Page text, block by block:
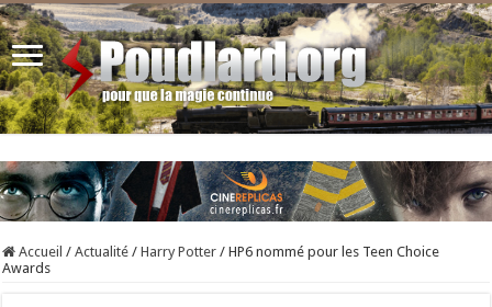
Accueil / Actualité / Harry Potter / HP6 nommé pour les Teen Choice
Awards